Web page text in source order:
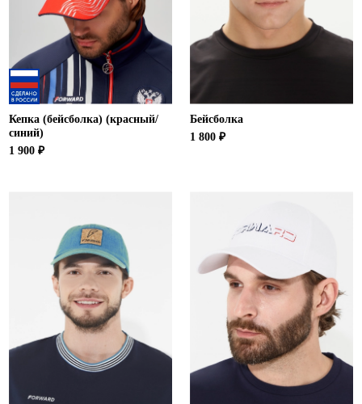
Кепка (бейсболка) (красный/
синий)
1 900 ₽
Бейсболка
1 800 ₽